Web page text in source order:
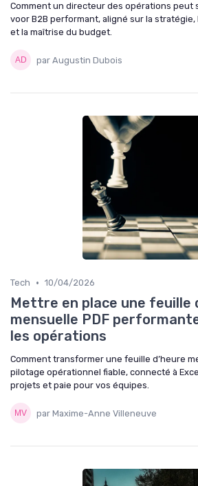
Comment un directeur des opérations peut
voor B2B performant, aligné sur la
et la maîtrise du budget.
par Augustin Dubois
Tech • 10/04/2026
Mettre en place une feuille
mensuelle PDF
les opérations
Comment transformer une feuille d’heure
pilotage opérationnel fiable, connecté à
projets et paie pour vos équipes.
par Maxime-Anne Villeneuve